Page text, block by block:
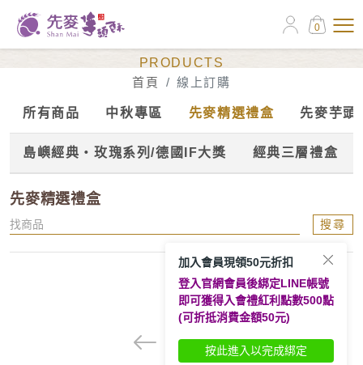
0
PRODUCTS
首頁
線上訂購
所有商品 中秋專區 先麥精選禮盒 先麥芋頭
島嶼經典‧玫瑰系列/德國IF大獎 經典三層禮盒
先麥精選禮盒
搜尋
1
加入會員現領50元折扣
登入官網會員後綁定LINE帳號
即可獲得入會禮紅利點數500點
(可折抵消費金額50元)
按此進入以完成綁定